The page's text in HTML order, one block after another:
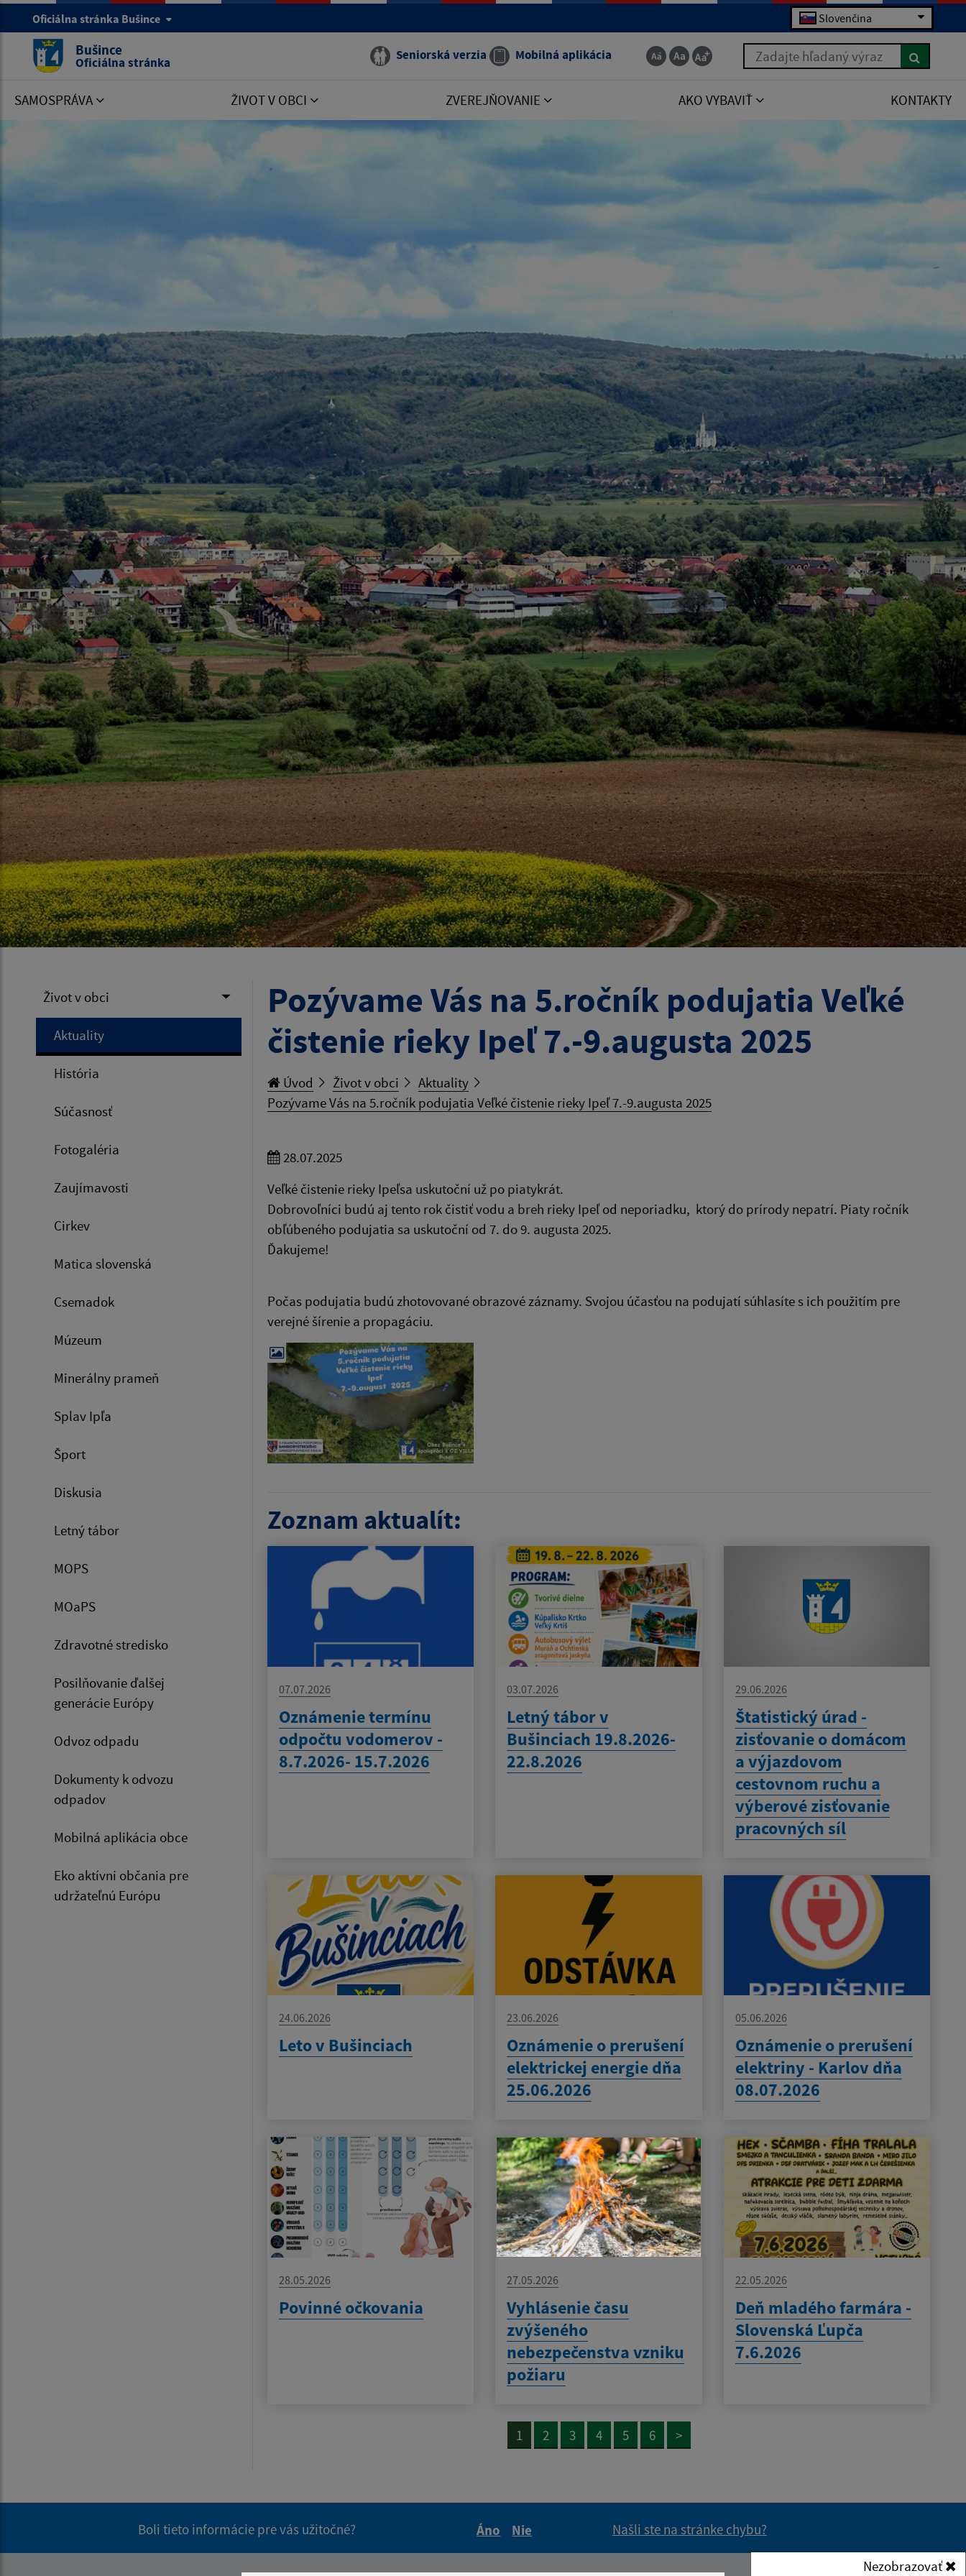
Nezobrazovať
Oficiálna stránka Bušince Slovenčina
Bušince
Oficiálna stránka Seniorská verzia Mobilná aplikácia Zadajte hľadaný výraz
SAMOSPRÁVA ŽIVOT V OBCI ZVEREJŇOVANIE AKO VYBAVIŤ KONTAKTY
Život v obci
Aktuality
História
Súčasnosť
Fotogaléria
Zaujímavosti
Cirkev
Matica slovenská
Csemadok
Múzeum
Minerálny prameň
Splav Ipľa
Šport
Diskusia
Letný tábor
MOPS
MOaPS
Zdravotné stredisko
Posilňovanie ďalšej
generácie Európy
Odvoz odpadu
Dokumenty k odvozu
odpadov
Mobilná aplikácia obce
Eko aktívni občania pre
udržateľnú Európu
Pozývame Vás na 5.ročník podujatia Veľké
čistenie rieky Ipeľ 7.-9.augusta 2025
Úvod Život v obci
Aktuality
Pozývame Vás na 5.ročník podujatia Veľké čistenie rieky Ipeľ 7.-9.augusta 2025
28.07.2025
Veľké čistenie rieky Ipeľsa uskutoční už po piatykrát.
Dobrovoľníci budú aj tento rok čistiť vodu a breh rieky Ipeľ od neporiadku, ktorý do prírody nepatrí. Piaty ročník
obľúbeného podujatia sa uskutoční od 7. do 9. augusta 2025.
Ďakujeme!
Počas podujatia budú zhotovované obrazové záznamy. Svojou účasťou na podujatí súhlasíte s ich použitím pre
verejné šírenie a propagáciu.
Zoznam aktualít:
07.07.2026
Oznámenie termínu
odpočtu vodomerov -
8.7.2026- 15.7.2026
03.07.2026
Letný tábor v
Bušinciach 19.8.2026-
22.8.2026
29.06.2026
Štatistický úrad -
zisťovanie o domácom
a výjazdovom
cestovnom ruchu a
výberové zisťovanie
pracovných síl
24.06.2026
Leto v Bušinciach
23.06.2026
Oznámenie o prerušení
elektrickej energie dňa
25.06.2026
05.06.2026
Oznámenie o prerušení
elektriny - Karlov dňa
08.07.2026
28.05.2026
Povinné očkovania
27.05.2026
Vyhlásenie času
zvýšeného
nebezpečenstva vzniku
požiaru
22.05.2026
Deň mladého farmára -
Slovenská Ľupča
7.6.2026
1 2 3 4 5 6 >
Boli tieto informácie pre vás užitočné?
Áno
Nie
Boli tieto informácie pre vás užitočné?
Našli ste na stránke chybu?